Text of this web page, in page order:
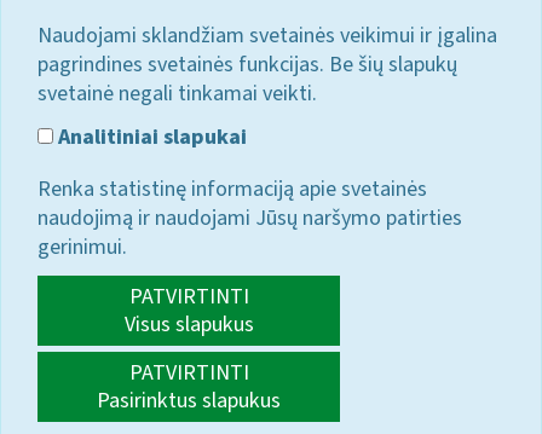
Naudojami sklandžiam svetainės veikimui ir įgalina
pagrindines svetainės funkcijas. Be šių slapukų
svetainė negali tinkamai veikti.
Analitiniai slapukai
Renka statistinę informaciją apie svetainės
naudojimą ir naudojami Jūsų naršymo patirties
gerinimui.
PATVIRTINTI
Visus slapukus
PATVIRTINTI
Pasirinktus slapukus